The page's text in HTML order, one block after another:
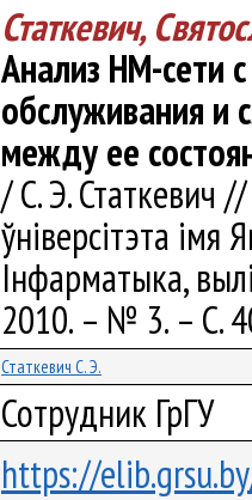
Статкевич,
Анализ НМ-сети
обслуживания и
между ее
/ С. Э. Статкевич
ўніверсітэта імя
Інфарматыка,
2010. – № 3. – С.
Статкевич С. Э.
Сотрудник ГрГУ
https://